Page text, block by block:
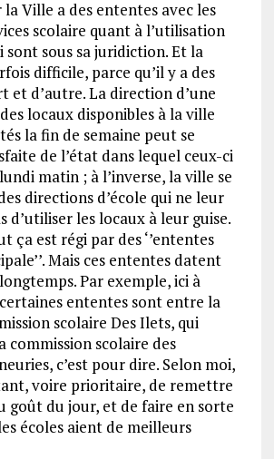
la Ville a des ententes avec les
scolaire quant à l’utilisation
sont sous sa juridiction. Et la
difficile, parce qu’il y a des
et d’autre. La direction d’une
locaux disponibles à la ville
la fin de semaine peut se
de l’état dans lequel ceux-ci
matin ; à l’inverse, la ville se
directions d’école qui ne leur
d’utiliser les locaux à leur guise.
ça est régi par des ‘’ententes
Mais ces ententes datent
Par exemple, ici à
ententes sont entre la
scolaire Des Ilets, qui
commission scolaire des
c’est pour dire. Selon moi,
voire prioritaire, de remettre
goût du jour, et de faire en sorte
écoles aient de meilleurs